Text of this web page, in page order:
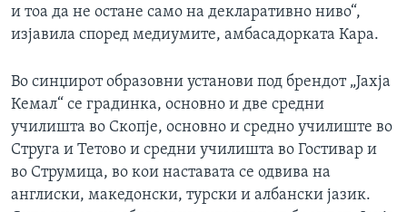
и тоа да не остане само на декларативно ниво“,
изјавила според медиумите, амбасадорката Кара.
Во синџирот образовни установи под брендот „Јахја
Кемал“ се градинка, основно и две средни
училишта во Скопје, основно и средно училиште во
Струга и Тетово и средни училишта во Гостивар и
во Струмица, во кои наставата се одвива на
англиски, македонски, турски и албански јазик.